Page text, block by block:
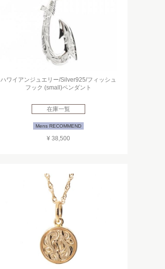
ハワイアンジュエリー/Silver925/フィッシュ
フック (small)ペンダント
在庫一覧
Mens RECOMMEND
¥ 38,500